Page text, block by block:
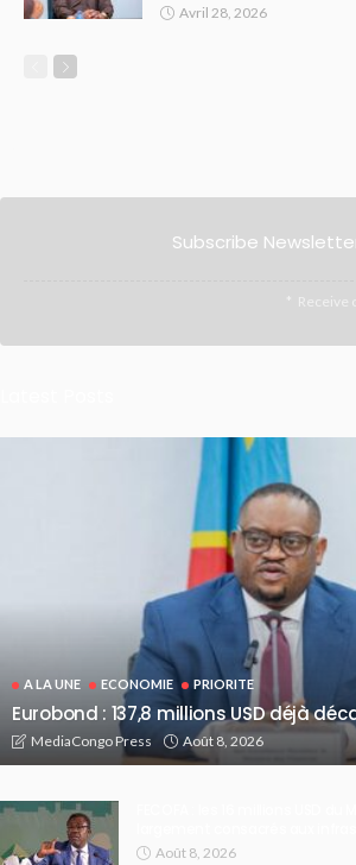
Avril 28, 2026
Subscribe
Receive
A LA UNE ECONOMIE PRIORITE
Eurobond : 137,8 millions USD déjà
MediaCongo Press Août 8, 2026
Août 8, 2026